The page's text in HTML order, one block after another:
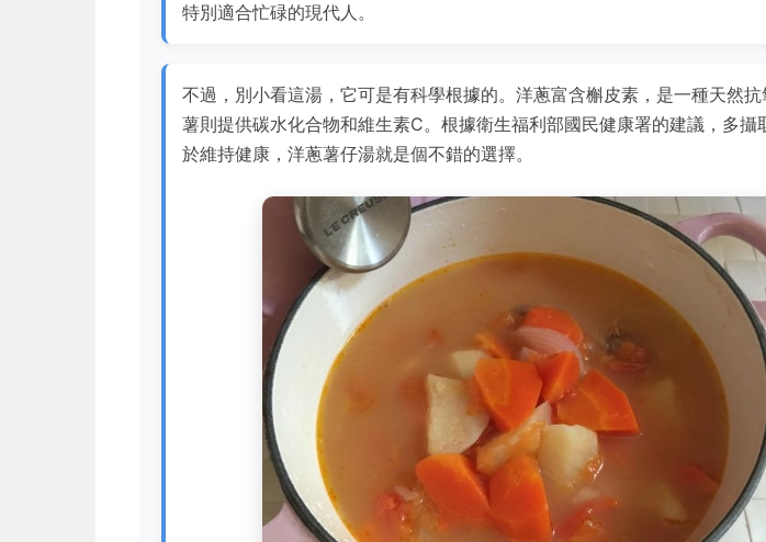
特別適合忙碌的現代人。
不過，別小看這湯，它可是有科學根據的。洋蔥富含槲皮素，是一種天然
薯則提供碳水化合物和維生素C。根據衛生福利部國民健康署的建議，多攝
於維持健康，洋蔥薯仔湯就是個不錯的選擇。